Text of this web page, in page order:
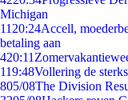
Michigan
11 20:24Accell,
betaling aan
420:11
119:48Vollering de
805/08The Division